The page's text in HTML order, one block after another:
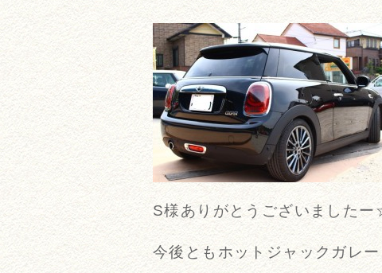
S様ありがとうございました
今後ともホットジャックガレ